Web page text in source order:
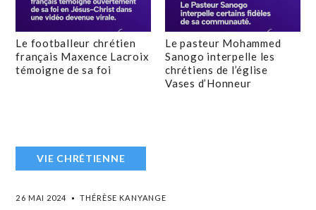
Le footballeur chrétien
français Maxence Lacroix
témoigne de sa foi
Le pasteur Mohammed
Sanogo interpelle les
chrétiens de l’église
Vases d’Honneur
VIE CHRÉTIENNE
26 MAI 2024 THÉRÈSE KANYANGE